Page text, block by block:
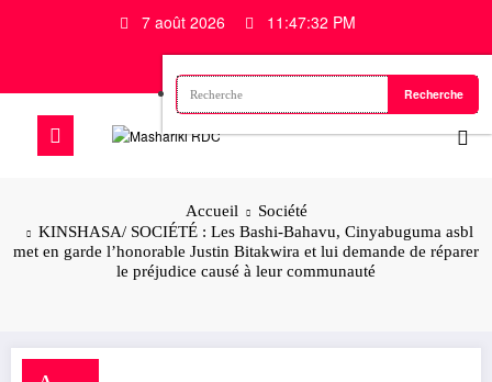
7 août 2026 11:47:32 PM
Accueil
Société
KINSHASA/ SOCIÉTÉ : Les Bashi-Bahavu, Cinyabuguma asbl
met en garde l’honorable Justin Bitakwira et lui demande de réparer
le préjudice causé à leur communauté